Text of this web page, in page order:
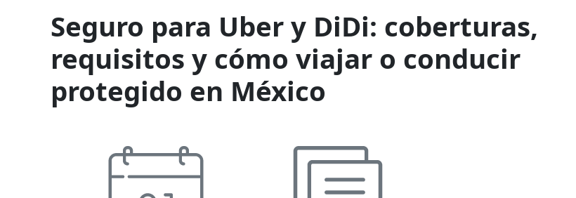
Seguro para Uber y DiDi: coberturas,
requisitos y cómo viajar o conducir
protegido en México